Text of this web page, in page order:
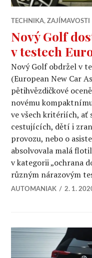
TECHNIKA,ZAJÍMAVOSTI
Nový Golf
v testech
Nový Golf obdržel v
(European New Car
pětihvězdičkové
novému
ve všech kritériích, ať
cestujících, dětí i
provozu, nebo o
absolvovala malá
v kategorii „ochrana
různým nárazovým
AUTOMANIAK 2. 1.